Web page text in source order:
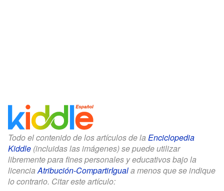
Todo el contenido de los artículos de la Enciclopedia
Kiddle (incluidas las imágenes) se puede utilizar
libremente para fines personales y educativos bajo la
licenciaAtribución-CompartirIguala menos que se indique
lo contrario. Citar este artículo: